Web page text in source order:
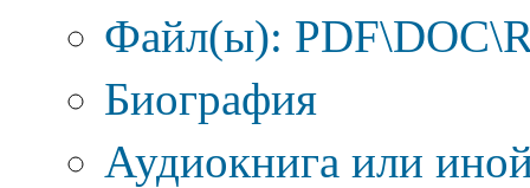
Файл(ы):
Биография
Аудиокнига или